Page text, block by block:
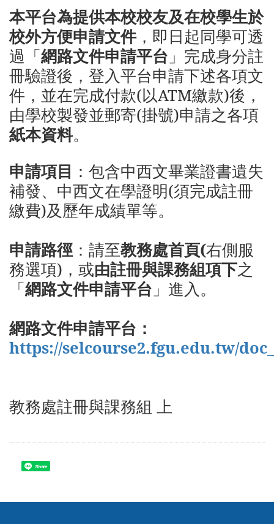
本平台為提供本校校友及在校學生於
校外方便申請文件，即日起同學可透
過 「網路文件申請平台 」 完成身分註
冊驗證後，登入平台申請下述各項文
件，並在完成付款(以ATM繳款)後，
由學校製發並郵寄(掛號)申請之各項
紙本資料。
申請項目 ： 包含中西文畢業證書遺失
補發、中西文在學證明(須完成註冊
繳費)及歷年成績單等。
申請路徑 ：請至教務處首頁(右側服
務選項)，或由註冊與課務組項下之
「網路文件申請平台 」進入。
網路文件申請平台：
https://selcourse2.fgu.edu.tw/
教務處註冊與課務組 上
Share